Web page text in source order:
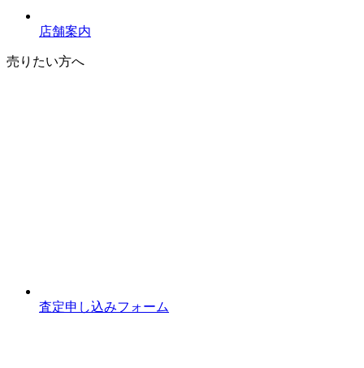
店舗案内
売りたい方へ
査定申し込みフォーム